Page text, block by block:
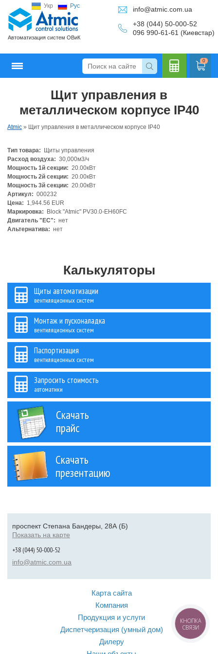
Укр Рус
Автоматизация систем ОВиК
info@atmic.com.ua
+38 (044) 50-000-52
096 990-61-61 (Киевстар)
0
Щит управления в
металлическом корпусе IP40
Atmic » Щит управления в металлическом корпусе IP40
Тип товара:
Щиты управления
Расход воздуха: 30,000м3/ч
Мощность 1й секции: 20.00кВт
Мощность 2й секции: 20.00кВт
Мощность 3й секции: 20.00кВт
Артикул: 000232
Цена: 1,944.56 EUR
Маркировка:
Block "Atmic" PV30.0-EH60FC
Двигатель "ЕС": нет
Альтернатива: нет
Калькуляторы
Щиты автоматизации
вентиляционных систем
Монтаж и пусконаладка
вентиляционных систем
Паспортизация
вентиляционных систем
Запросить стоимость
автоматики
Скачать
прайс
Скачать
презентацию
проспект Степана Бандеры, 28А (Б)
Показать на карте
+38 (044) 50-000-52
info@atmic.com.ua
Карта сайта
Компания
Продукция и услуги
Диспетчеризация (умный дом)
Дилеру
КНОПКА
СВЯЗИ